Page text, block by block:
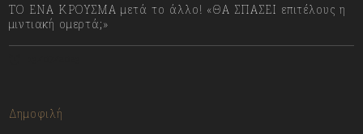
ΤΟ ΕΝΑ ΚΡΟΥΣΜΑ μετά το άλλο! «ΘΑ ΣΠΑΣΕΙ επιτέλους η
μιντιακή ομερτά;»
Δημοφιλή